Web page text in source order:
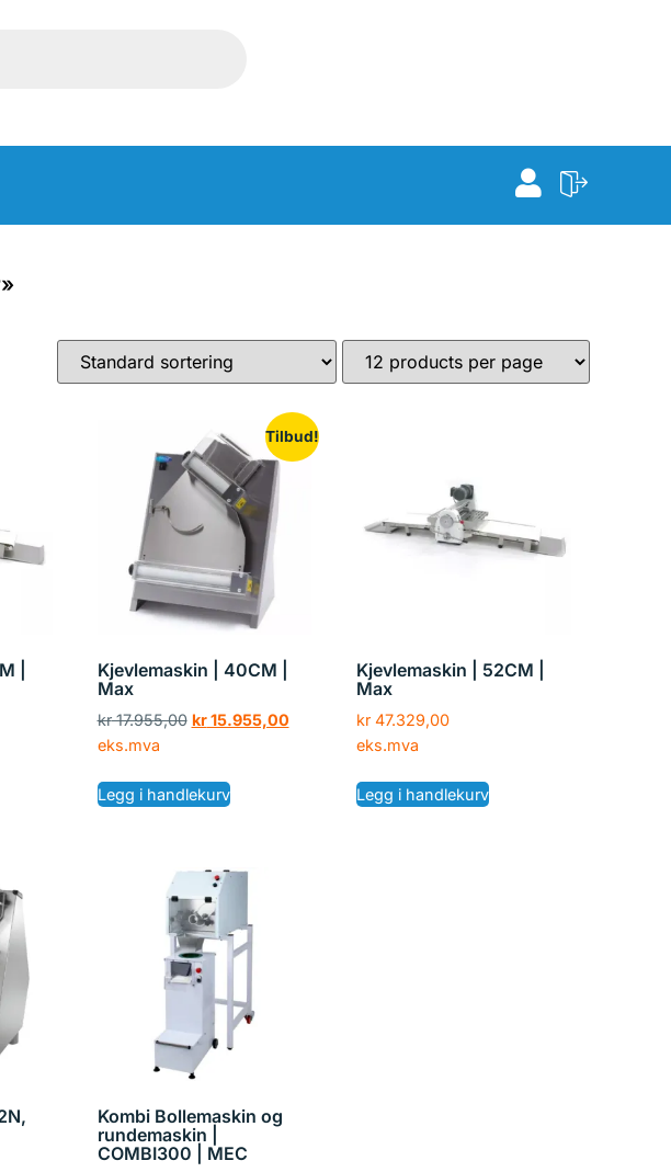
|
Tilbud!
Kjevlemaskin | 40CM |
Max
kr17.955,00 kr15.955,00
eks.mva
Legg i handlekurv
Kjevlemaskin | 52CM |
Max
kr 47.329,00
eks.mva
Legg i handlekurv
Kombi Bollemaskin og
rundemaskin |
COMBI300 | MEC